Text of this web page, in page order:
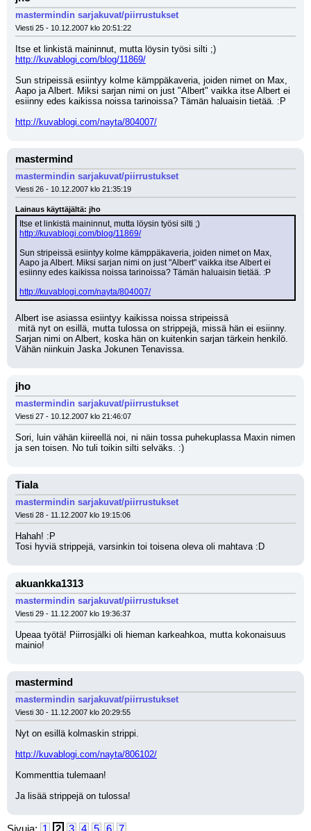
mastermindin sarjakuvat/piirrustukset
Viesti 25 - 10.12.2007 klo 20:51:22
http://kuvablogi.com/blog/11869/
Sun stripeissä esiintyy kolme kämppäkaveria, joiden nimet on Max,
Aapo ja Albert. Miksi sarjan nimi on just "Albert" vaikka itse Albert ei
esiinny edes kaikissa noissa tarinoissa? Tämän haluaisin tietää. :P
http://kuvablogi.com/nayta/804007/
mastermind
mastermindin sarjakuvat/piirrustukset
Viesti 26 - 10.12.2007 klo 21:35:19
Lainaus käyttäjältä: jho
http://kuvablogi.com/blog/11869/
Sun stripeissä esiintyy kolme kämppäkaveria, joiden nimet on Max,
Aapo ja Albert. Miksi sarjan nimi on just "Albert" vaikka itse Albert ei
esiinny edes kaikissa noissa tarinoissa? Tämän haluaisin tietää. :P
http://kuvablogi.com/nayta/804007/
Albert ise asiassa esiintyy kaikissa noissa stripeissä
mitä nyt on esillä, mutta tulossa on strippejä, missä hän ei esiinny.
Sarjan nimi on Albert, koska hän on kuitenkin sarjan tärkein henkilö.
Vähän niinkuin Jaska Jokunen Tenavissa.
jho
mastermindin sarjakuvat/piirrustukset
Viesti 27 - 10.12.2007 klo 21:46:07
Sori, luin vähän kiireellä noi, ni näin tossa puhekuplassa Maxin nimen
ja sen toisen. No tuli toikin silti selväks. :)
Tiala
mastermindin sarjakuvat/piirrustukset
Viesti 28 - 11.12.2007 klo 19:15:06
Hahah! :P
Tosi hyviä strippejä, varsinkin toi toisena oleva oli mahtava :D
akuankka1313
mastermindin sarjakuvat/piirrustukset
Viesti 29 - 11.12.2007 klo 19:36:37
Upeaa työtä! Piirrosjälki oli hieman karkeahkoa, mutta kokonaisuus
mainio!
mastermind
mastermindin sarjakuvat/piirrustukset
Viesti 30 - 11.12.2007 klo 20:29:55
Nyt on esillä kolmaskin strippi.
http://kuvablogi.com/nayta/806102/
Kommenttia tulemaan!
Ja lisää strippejä on tulossa!